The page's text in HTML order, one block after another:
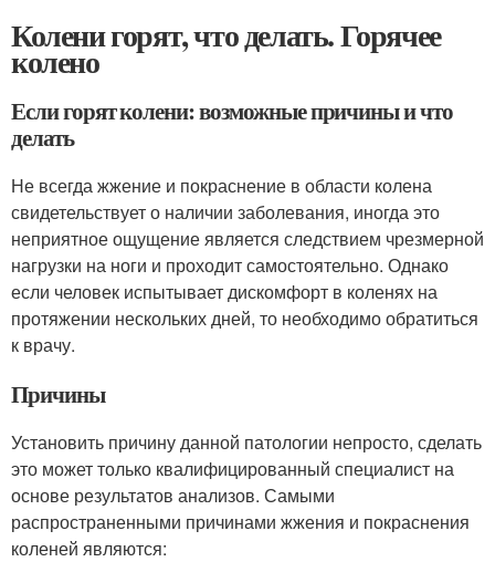
Колени горят, что делать. Горячее
колено
Если горят колени: возможные причины и что
делать
Не всегда жжение и покраснение в области колена
свидетельствует о наличии заболевания, иногда это
неприятное ощущение является следствием чрезмерной
нагрузки на ноги и проходит самостоятельно. Однако
если человек испытывает дискомфорт в коленях на
протяжении нескольких дней, то необходимо обратиться
к врачу.
Причины
Установить причину данной патологии непросто, сделать
это может только квалифицированный специалист на
основе результатов анализов. Самыми
распространенными причинами жжения и покраснения
коленей являются: